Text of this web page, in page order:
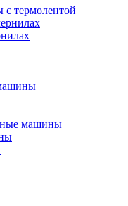
с термолентой
машины